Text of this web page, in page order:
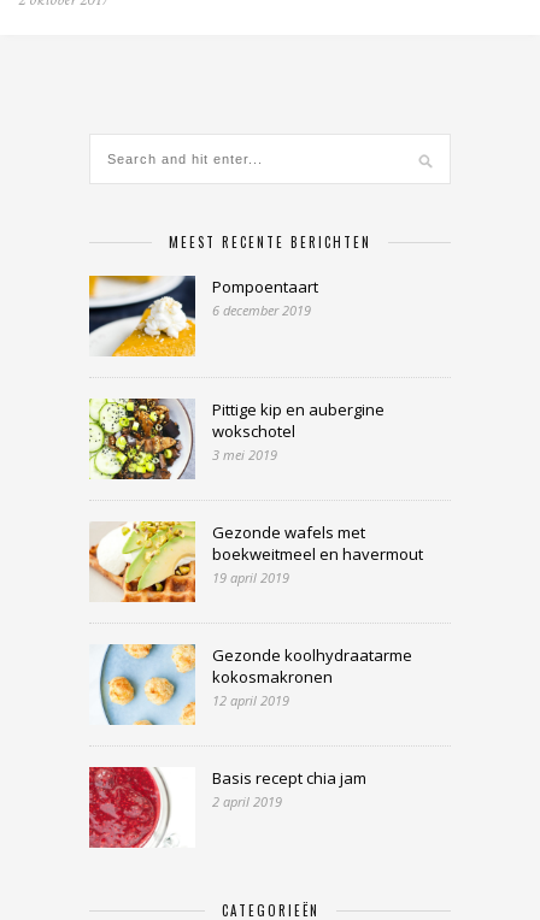
MEEST RECENTE BERICHTEN
Pompoentaart
6 december 2019
Pittige kip en aubergine
wokschotel
3 mei 2019
Gezonde wafels met
boekweitmeel en havermout
19 april 2019
Gezonde koolhydraatarme
kokosmakronen
12 april 2019
Basis recept chia jam
2 april 2019
CATEGORIEËN